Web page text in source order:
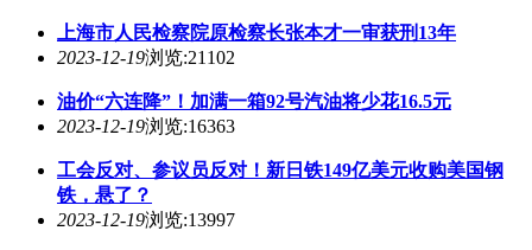
上海市人民检察院原检察长张本才一审获刑13年
2023-12-19浏览:21102
油价“六连降”！加满一箱92号汽油将少花16.5元
2023-12-19浏览:16363
工会反对、参议员反对！新日铁149亿美元收购美国钢
铁，悬了？
2023-12-19浏览:13997